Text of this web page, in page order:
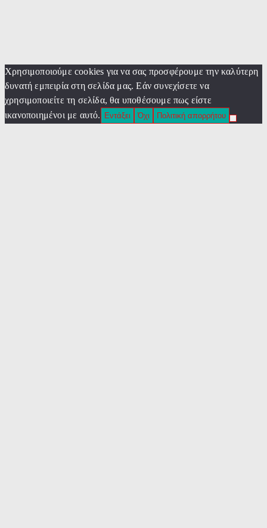
Χρησιμοποιούμε cookies για να σας προσφέρουμε την καλύτερη
δυνατή εμπειρία στη σελίδα μας. Εάν συνεχίσετε να
χρησιμοποιείτε τη σελίδα, θα υποθέσουμε πως είστε
ικανοποιημένοι με αυτό.
Εντάξει Όχι Πολιτική απορρήτου